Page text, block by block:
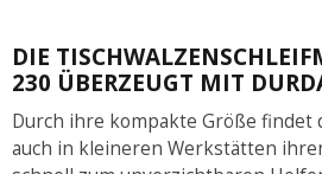
DIE
230 ÜBERZEUGT MIT
Durch ihre kompakte Größe findet
auch in kleineren Werkstätten